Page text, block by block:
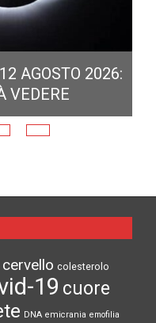
AGOSTO 2026:
VEDERE
cervello colesterolo
19 cuore
DNA emicrania emofilia